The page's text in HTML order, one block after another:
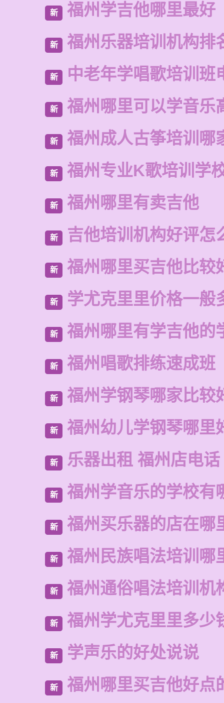
新 福州学吉他哪里最好
新 福州乐器培训机构排
新 中老年学唱歌培训班
新 福州哪里可以学音乐
新 福州成人古筝培训哪
新 福州专业K歌培训学
新 福州哪里有卖吉他
新 吉他培训机构好评怎
新 福州哪里买吉他比较
新 学尤克里里价格一般
新 福州哪里有学吉他的
新 福州唱歌排练速成班
新 福州学钢琴哪家比较
新 福州幼儿学钢琴哪里
新 乐器出租 福州店电话
新 福州学音乐的学校有
新 福州买乐器的店在哪
新 福州民族唱法培训哪
新 福州通俗唱法培训机
新 福州学尤克里里多少
新 学声乐的好处说说
新 福州哪里买吉他好点